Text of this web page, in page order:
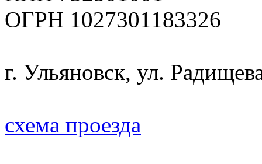
ОГРН 1027301183326
г. Ульяновск, ул.
схема проезда